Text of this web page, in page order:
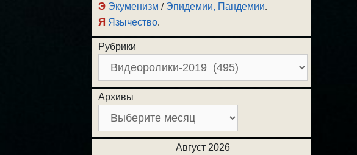
Э Экуменизм / Эпидемии, Пандемии.
Я Язычество.
Рубрики
Архивы
Август 2026